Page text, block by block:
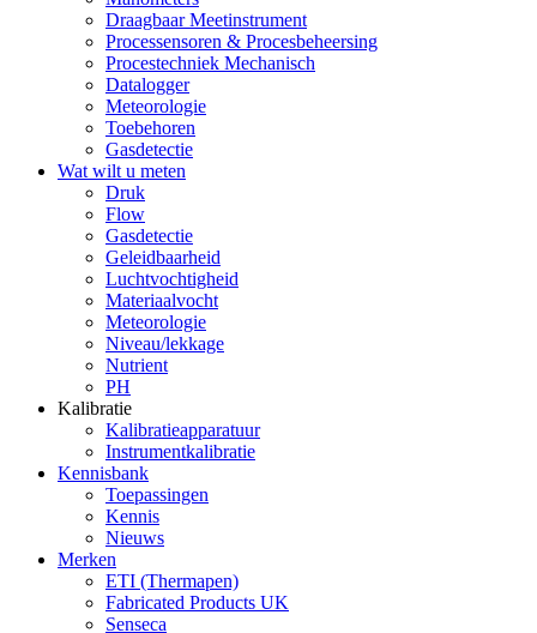
Draagbaar Meetinstrument
Processensoren & Procesbeheersing
Procestechniek Mechanisch
Datalogger
Meteorologie
Toebehoren
Gasdetectie
Wat wilt u meten
Druk
Flow
Gasdetectie
Geleidbaarheid
Luchtvochtigheid
Materiaalvocht
Meteorologie
Niveau/lekkage
Nutrient
PH
Kalibratie
Kalibratieapparatuur
Instrumentkalibratie
Kennisbank
Toepassingen
Kennis
Nieuws
Merken
ETI (Thermapen)
Fabricated Products UK
Senseca